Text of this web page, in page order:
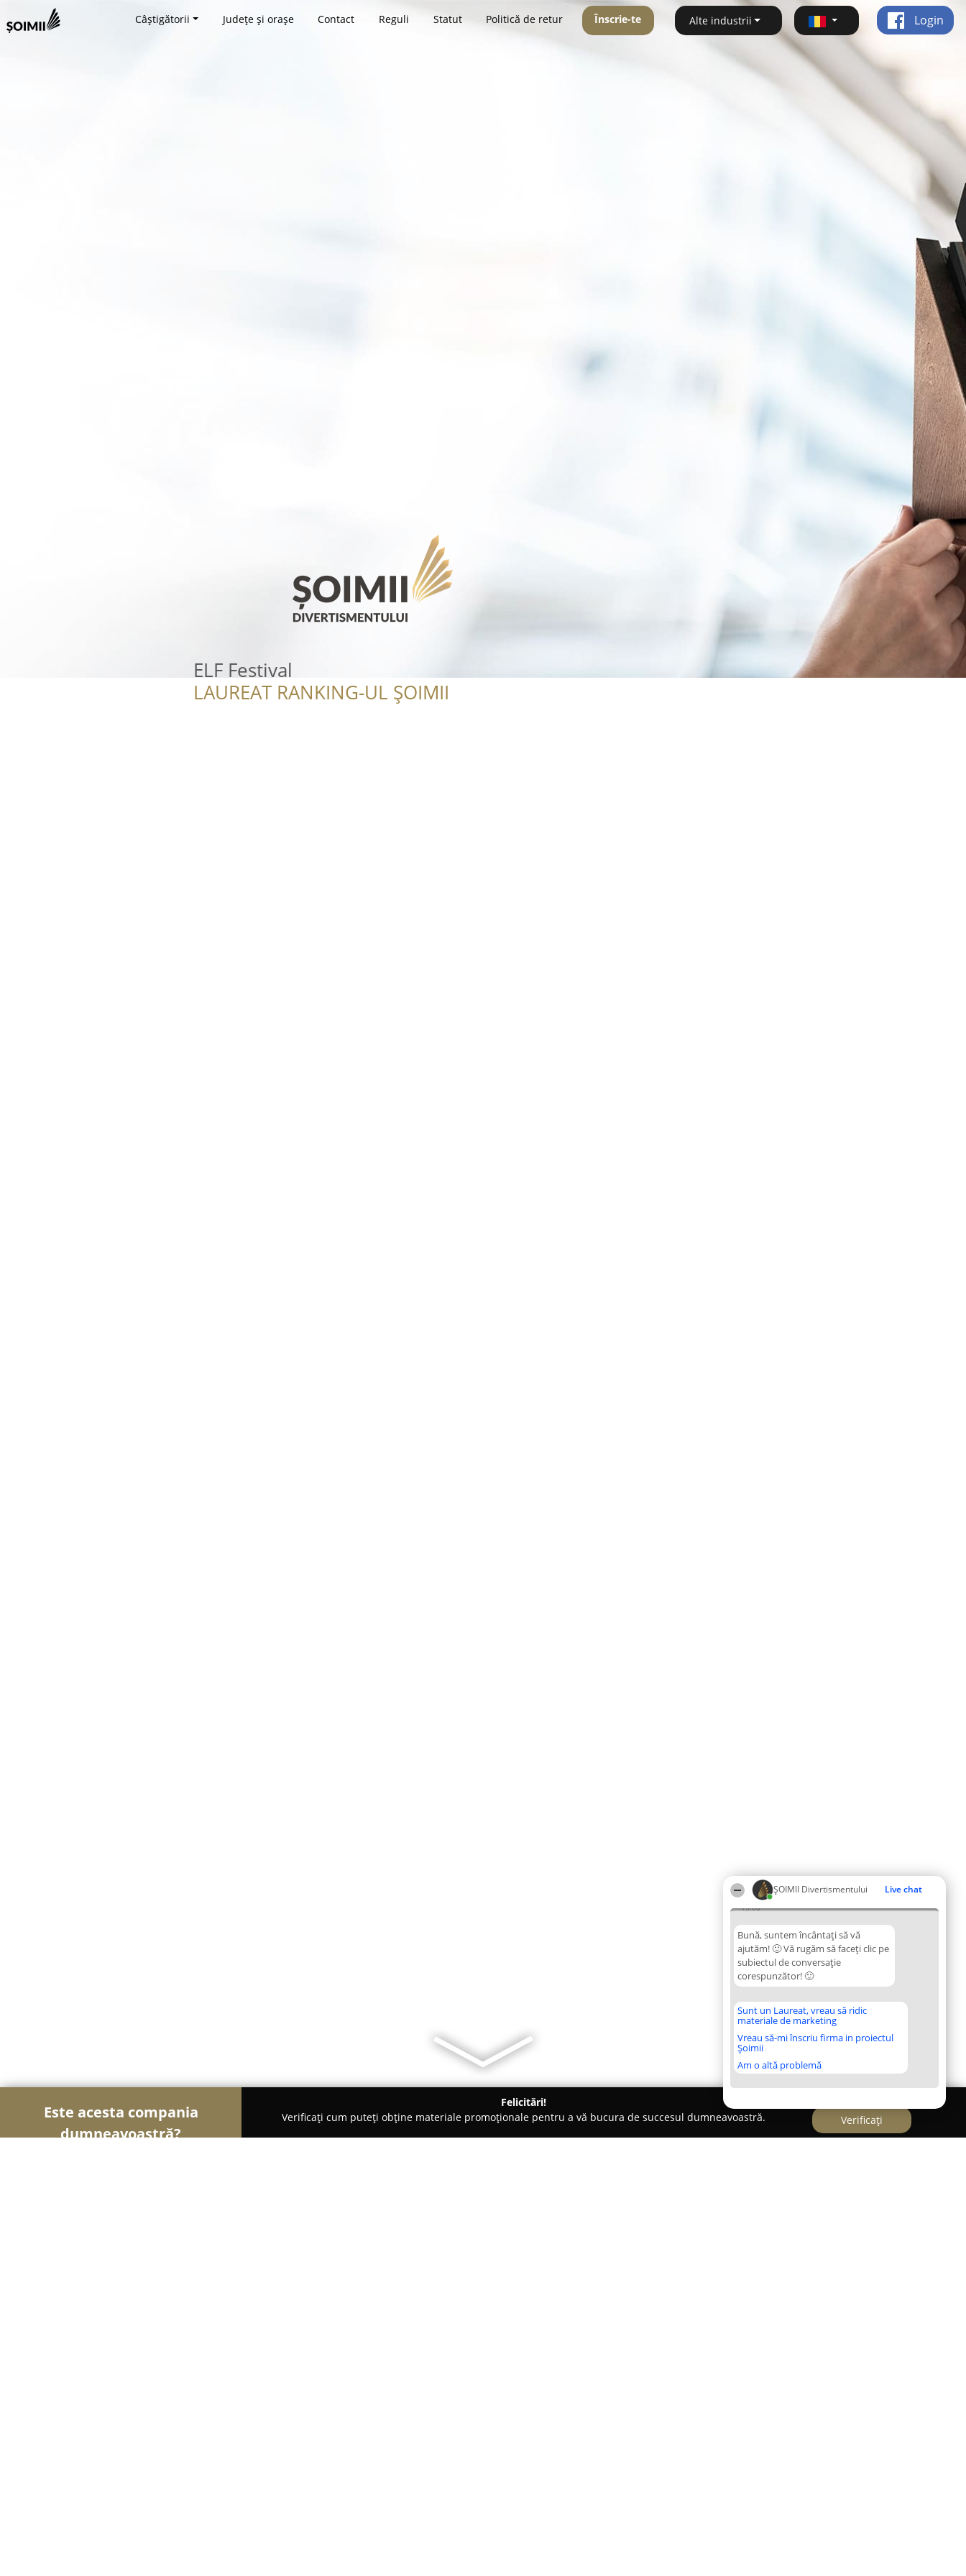
ŞOIMII Divertismentului Live chat
13:06
Bună, suntem încântați să vă
ajutăm! 🙂 Vă rugăm să faceți clic pe
subiectul de conversație
corespunzător! 🙂
Sunt un Laureat, vreau să ridic
materiale de marketing
Vreau să-mi înscriu firma in proiectul
Șoimii
Am o altă problemă
Câștigătorii Județe și orașe Contact Reguli Statut Politică de retur Înscrie-te Alte industrii Login
ELF Festival
LAUREAT RANKING-UL ȘOIMII
Este acesta compania
dumneavoastră?
Felicitări!
Verificați cum puteți obține materiale promoționale pentru a vă bucura de succesul dumneavoastră.
Verificați